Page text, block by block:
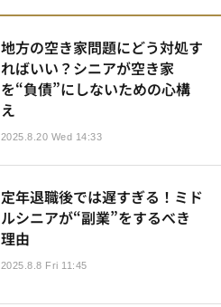
地方の空き家問題にどう対処す
ればいい？シニアが空き家
を“負債”にしないための心構
え
2025.8.20 Wed 14:33
定年退職後では遅すぎる！ミド
ルシニアが“副業”をするべき
理由
2025.8.8 Fri 11:45